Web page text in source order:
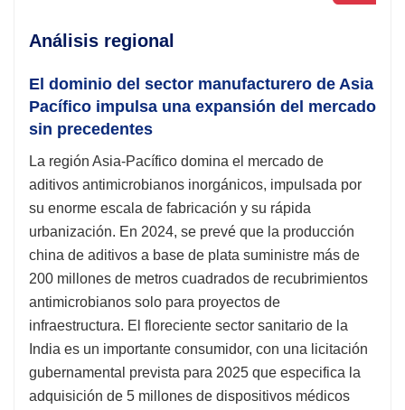
Análisis regional
El dominio del sector manufacturero de Asia
Pacífico impulsa una expansión del mercado
sin precedentes
La región Asia-Pacífico domina el mercado de
aditivos antimicrobianos inorgánicos, impulsada por
su enorme escala de fabricación y su rápida
urbanización. En 2024, se prevé que la producción
china de aditivos a base de plata suministre más de
200 millones de metros cuadrados de recubrimientos
antimicrobianos solo para proyectos de
infraestructura. El floreciente sector sanitario de la
India es un importante consumidor, con una licitación
gubernamental prevista para 2025 que especifica la
adquisición de 5 millones de dispositivos médicos